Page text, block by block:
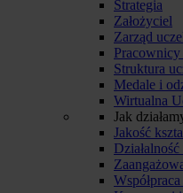
Strategia
Założyciel
Zarząd
Struktura
Medale i
Wirtualna
Jak
Jakość